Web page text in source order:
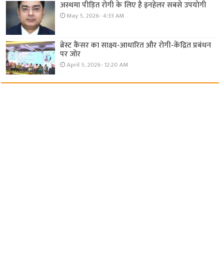
अस्थमा पीड़ित रोगी के लिए है इनहेलर सबसे उपयोगी
May 5, 2026- 4:33 AM
ब्रेस्ट कैंसर का साक्ष्य-आधारित और रोगी-केंद्रित प्रबंधन
पर जोर
April 5, 2026- 12:20 AM